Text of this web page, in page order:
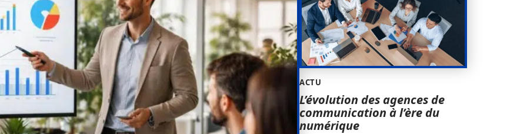
ACTU
L’évolution des agences de
communication à l’ère du
numérique